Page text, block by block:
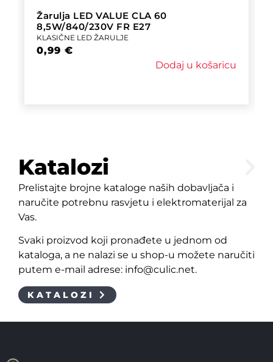
Žarulja LED VALUE CLA 60
8,5W/840/230V FR E27
KLASIČNE LED ŽARULJE
0,99 €
Dodaj u košaricu
Katalozi
Prelistajte brojne kataloge naših dobavljača i
naručite potrebnu rasvjetu i elektromaterijal za
Vas.
Svaki proizvod koji pronađete u jednom od
kataloga, a ne nalazi se u shop-u možete naručiti
putem e-mail adrese: info@culic.net.
KATALOZI